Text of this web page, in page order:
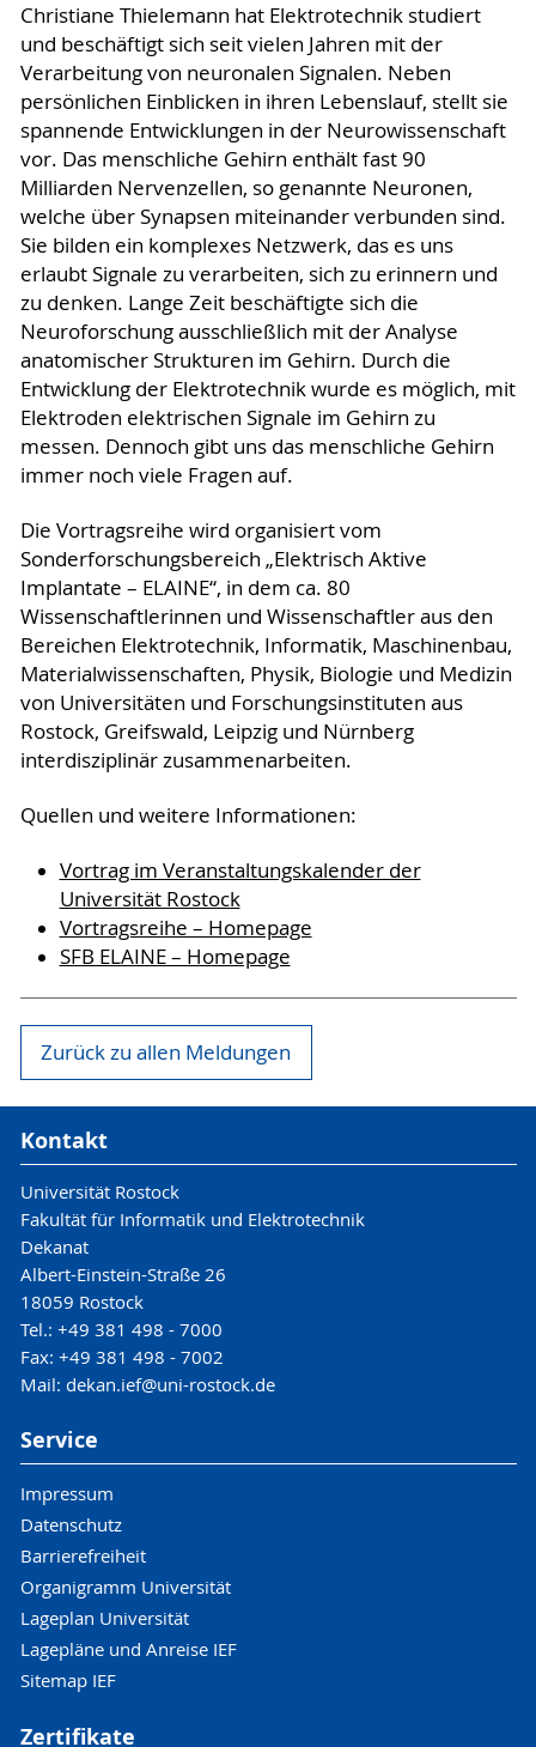
Christiane Thielemann hat Elektrotechnik studiert
und beschäftigt sich seit vielen Jahren mit der
Verarbeitung von neuronalen Signalen. Neben
persönlichen Einblicken in ihren Lebenslauf, stellt sie
spannende Entwicklungen in der Neurowissenschaft
vor. Das menschliche Gehirn enthält fast 90
Milliarden Nervenzellen, so genannte Neuronen,
welche über Synapsen miteinander verbunden sind.
Sie bilden ein komplexes Netzwerk, das es uns
erlaubt Signale zu verarbeiten, sich zu erinnern und
zu denken. Lange Zeit beschäftigte sich die
Neuroforschung ausschließlich mit der Analyse
anatomischer Strukturen im Gehirn. Durch die
Entwicklung der Elektrotechnik wurde es möglich, mit
Elektroden elektrischen Signale im Gehirn zu
messen. Dennoch gibt uns das menschliche Gehirn
immer noch viele Fragen auf.
Die Vortragsreihe wird organisiert vom
Sonderforschungsbereich „Elektrisch Aktive
Implantate – ELAINE“, in dem ca. 80
Wissenschaftlerinnen und Wissenschaftler aus den
Bereichen Elektrotechnik, Informatik, Maschinenbau,
Materialwissenschaften, Physik, Biologie und Medizin
von Universitäten und Forschungsinstituten aus
Rostock, Greifswald, Leipzig und Nürnberg
interdisziplinär zusammenarbeiten.
Quellen und weitere Informationen:
Vortrag im Veranstaltungskalender der
Universität Rostock
Vortragsreihe – Homepage
SFB ELAINE – Homepage
Zurück zu allen Meldungen
Kontakt
Universität Rostock
Fakultät für Informatik und Elektrotechnik
Dekanat
Albert-Einstein-Straße 26
18059 Rostock
Tel.: +49 381 498 - 7000
Fax: +49 381 498 - 7002
Mail: dekan.ief@uni-rostock.de
Service
Impressum
Datenschutz
Barrierefreiheit
Organigramm Universität
Lageplan Universität
Lagepläne und Anreise IEF
Sitemap IEF
Zertifikate